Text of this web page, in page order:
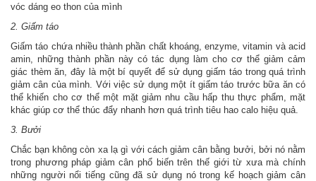
vóc dáng eo thon của mình
2. Giấm táo
Giấm táo chứa nhiều thành phần chất khoáng, enzyme, vitamin và acid
amin, những thành phần này có tác dụng làm cho cơ thể giảm cảm
giác thèm ăn, đây là một bí quyết để sử dụng giấm táo trong quá trình
giảm cân của mình. Với việc sử dụng một ít giấm táo trước bữa ăn có
thể khiến cho cơ thể một mặt giảm nhu cầu hấp thu thực phẩm, mặt
khác giúp cơ thể thúc đẩy nhanh hơn quá trình tiêu hao calo hiệu quả.
3. Bưởi
Chắc bạn không còn xa lạ gì với cách giảm cân bằng bưởi, bởi nó nằm
trong phương pháp giảm cân phổ biến trên thế giới từ xưa mà chính
những người nổi tiếng cũng đã sử dụng nó trong kế hoạch giảm cân